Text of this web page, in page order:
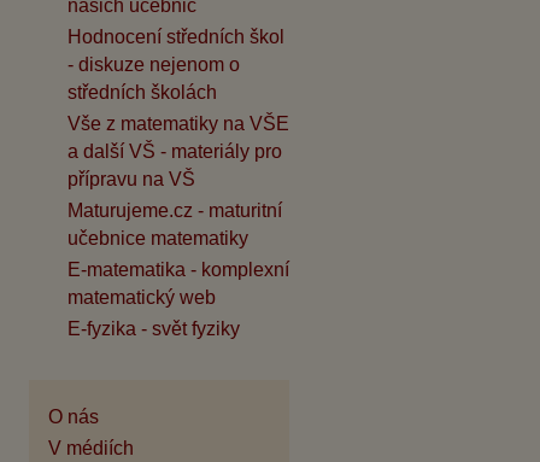
našich učebnic
Hodnocení středních škol
- diskuze nejenom o
středních školách
Vše z matematiky na VŠE
a další VŠ - materiály pro
přípravu na VŠ
Maturujeme.cz - maturitní
učebnice matematiky
E-matematika - komplexní
matematický web
E-fyzika - svět fyziky
O nás
V médiích